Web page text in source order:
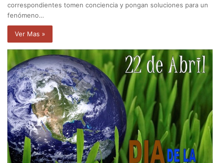
correspondientes tomen conciencia y pongan soluciones para un
fenómeno…
Ver Mas »